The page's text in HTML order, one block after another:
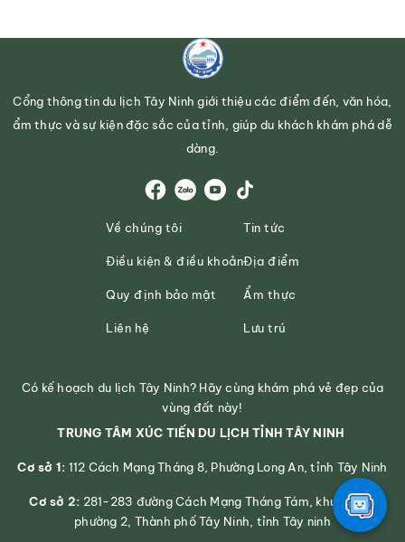
Cổng thông tin du lịch Tây Ninh giới thiệu các điểm đến, văn hóa,
ẩm thực và sự kiện đặc sắc của tỉnh, giúp du khách khám phá dễ
dàng.
Về chúng tôi
Điều kiện & điều khoản
Quy định bảo mật
Liên hệ
Tin tức
Địa điểm
Ẩm thực
Lưu trú
Có kế hoạch du lịch Tây Ninh? Hãy cùng khám phá vẻ đẹp của
vùng đất này!
TRUNG TÂM XÚC TIẾN DU LỊCH TỈNH TÂY NINH
Cơ sở 1: 112 Cách Mạng Tháng 8, Phường Long An, tỉnh Tây Ninh
Cơ sở 2: 281-283 đường Cách Mạng Tháng Tám, khu phố 2,
phường 2, Thành phố Tây Ninh, tỉnh Tây ninh